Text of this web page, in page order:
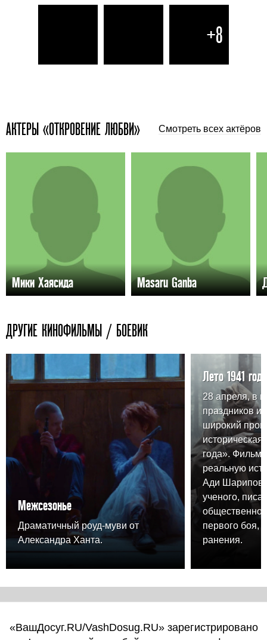
+8
АКТЕРЫ «ОТКРОВЕНИЕ ЛЮБВИ» Смотреть всех актёров
Мики Хаясида Masaru Ganba
ДРУГИЕ КИНОФИЛЬМЫ / БОЕВИК
Межсезонье
Драматичный роуд-муви от
Александра Ханта.
Лето 1941 года
28 апреля, в
праздников
широкий
года». Фильм
реальную
Ади
ученого,
первого боя,
ранения.
«ВашДосуг.RU/VashDosug.RU» зарегистрировано